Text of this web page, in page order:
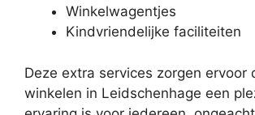
Winkelwagentjes
Kindvriendelijke faciliteiten
Deze extra services zorgen ervoor
winkelen in Leidschenhage een